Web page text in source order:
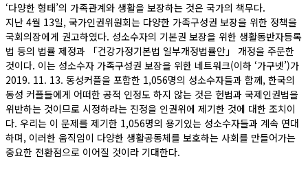
‘다양한 형태’의 가족관계와 생활을 보장하는 것은 국가의 책무다.
지난 4월 13일, 국가인권위원회는 다양한 가족구성권 보장을 위한 정책을
국회의장에게 권고하였다. 성소수자의 기본권 보장을 위한 생활동반자등록
법 등의 법률 제정과 「건강가정기본법 일부개정법률안」 개정을 주문한
것이다. 이는 성소수자 가족구성권 보장을 위한 네트워크(이하 ‘가구넷’)가
2019. 11. 13. 동성커플을 포함한 1,056명의 성소수자들과 함께, 한국의
동성 커플들에게 어떠한 공적 인정도 하지 않는 것은 헌법과 국제인권법을
위반하는 것이므로 시정하라는 진정을 인권위에 제기한 것에 대한 조치이
다. 우리는 이 문제를 제기한 1,056명의 용기있는 성소수자들과 계속 연대
하며, 이러한 움직임이 다양한 생활공동체를 보호하는 사회를 만들어가는
중요한 전환점으로 이어질 것이라 기대한다.